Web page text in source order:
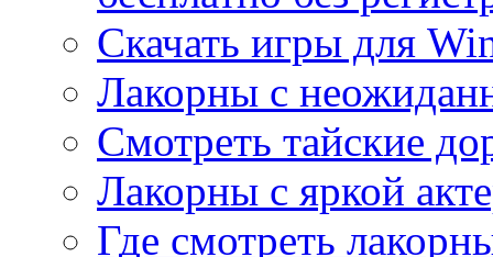
Скачать игры для
Лакорны с
Смотреть тайские
Лакорны с яркой
Где смотреть